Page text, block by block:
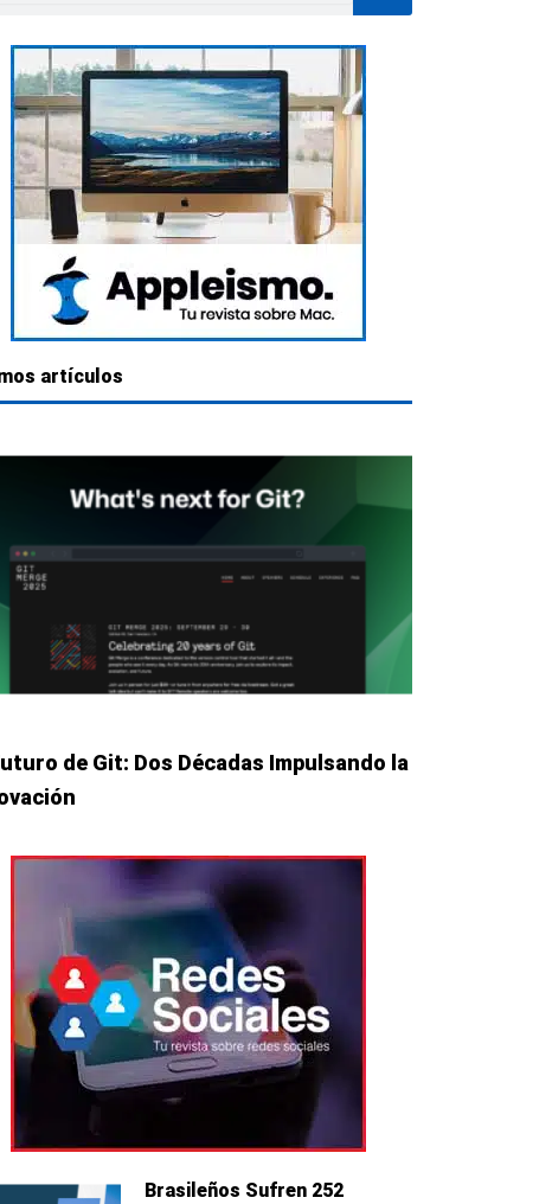
artículos
de Git: Dos Décadas Impulsando la
Brasileños Sufren 252